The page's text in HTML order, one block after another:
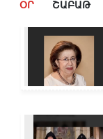
ՕՐ ՇԱԲԱԹ